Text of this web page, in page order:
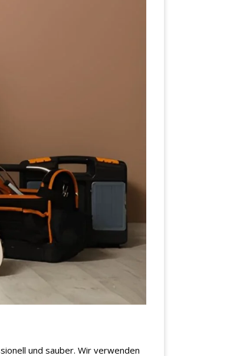
und sauber. Wir verwenden